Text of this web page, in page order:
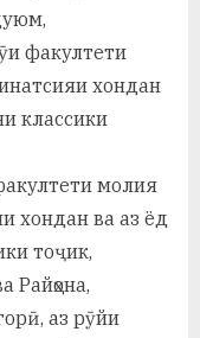
факултети
хондан
классики
молия
хондан ва аз ёд
тоҷик,
Райҳона,
аз рӯйи